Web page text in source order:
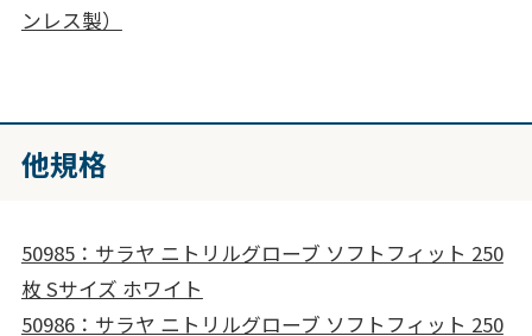
ンレス製）
他規格
50985：サラヤ ニトリルグローブ ソフトフィット 250
枚 Sサイズ ホワイト
50986：サラヤ ニトリルグローブ ソフトフィット 250